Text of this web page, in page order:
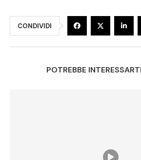
CONDIVIDI
POTREBBE